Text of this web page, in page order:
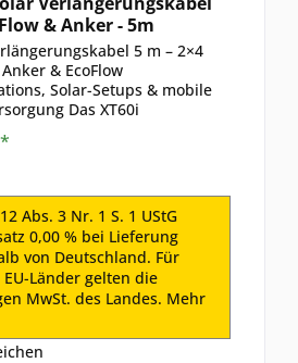
& Anker - 5m
5 m – 2×4
& EcoFlow
Solar-Setups & mobile
Das XT60i
Lösung, wenn zwischen
Abs. 3 Nr. 1 S. 1 UStG
0,00 % bei Lieferung
von Deutschland. Für
Länder gelten die
MwSt. des Landes. Mehr